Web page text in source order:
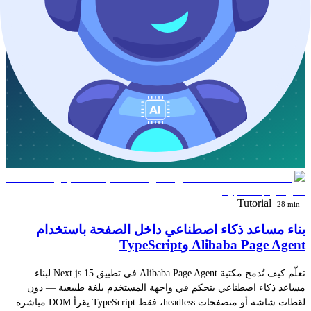
Tutorial 28 min
بناء مساعد ذكاء اصطناعي داخل الصفحة باستخدام
Alibaba Page Agent وTypeScript
تعلّم كيف تُدمج مكتبة Alibaba Page Agent في تطبيق Next.js 15 لبناء
مساعد ذكاء اصطناعي يتحكم في واجهة المستخدم بلغة طبيعية — دون
لقطات شاشة أو متصفحات headless، فقط TypeScript يقرأ DOM مباشرة.